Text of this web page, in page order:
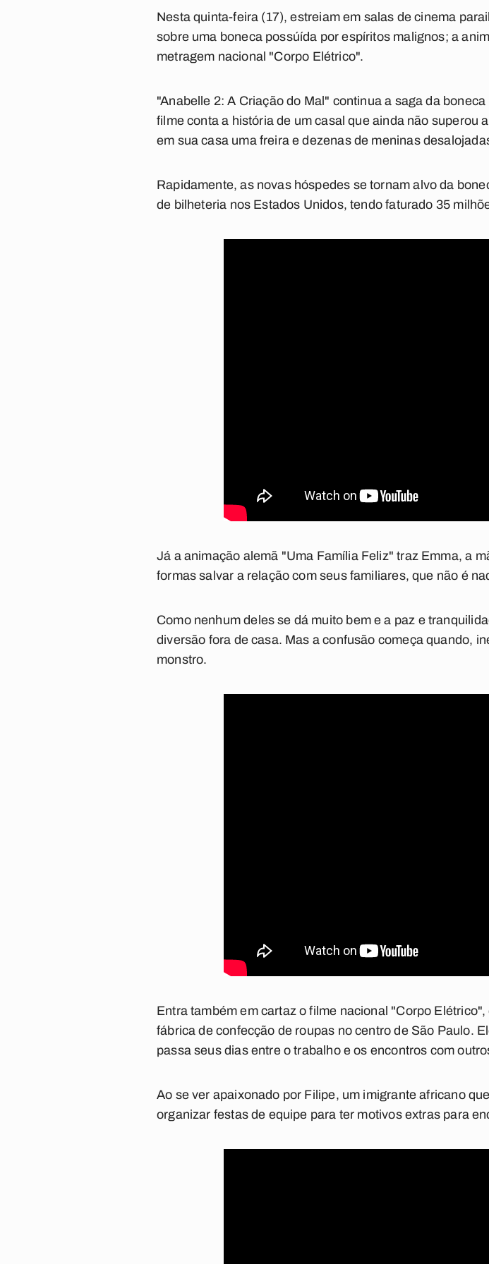
Nesta quinta-feira (17), estreiam em salas de cinema
sobre uma boneca possúída por espíritos malignos; a
metragem nacional "Corpo Elétrico".
"Anabelle 2: A Criação do Mal" continua a saga da boneca
filme conta a história de um casal que ainda não superou
em sua casa uma freira e dezenas de meninas
Rapidamente, as novas hóspedes se tornam alvo da
de bilheteria nos Estados Unidos, tendo faturado 35
Já a animação alemã "Uma Família Feliz"traz Emma, a
formas salvar a relação com seus familiares, que não é
Como nenhum deles se dá muito bem e a paz e
diversão fora de casa. Mas a confusão começa quando,
monstro.
Entra também em cartaz o filme nacional "Corpo Elétrico",
fábrica de confecção de roupas no centro de São Paulo.
passa seus dias entre o trabalho e os encontros com
Ao se ver apaixonado por Filipe, um imigrante africano
organizar festas de equipe para ter motivos extras para